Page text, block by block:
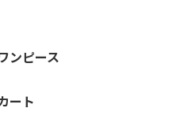
ンピース
ート